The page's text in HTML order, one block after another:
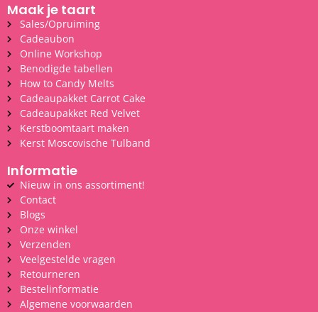
Maak je taart
Sales/Opruiming
Cadeaubon
Online Workshop
Benodigde tabellen
How to Candy Melts
Cadeaupakket Carrot Cake
Cadeaupakket Red Velvet
Kerstboomtaart maken
Kerst Moscovische Tulband
Informatie
Nieuw in ons assortiment!
Contact
Blogs
Onze winkel
Verzenden
Veelgestelde vragen
Retourneren
Bestelinformatie
Algemene voorwaarden